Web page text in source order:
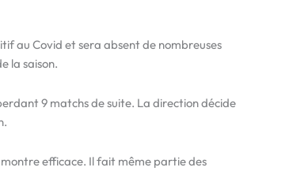
au Covid et sera absent de nombreuses
la saison.
9 matchs de suite. La direction décide
efficace. Il fait même partie des